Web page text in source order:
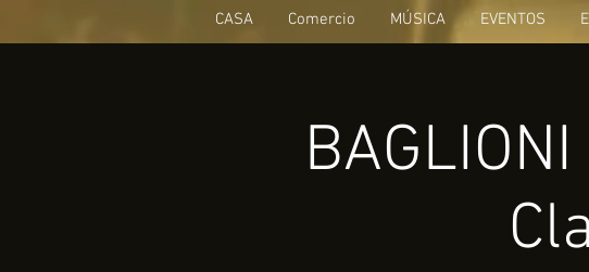
CASA Comercio MÚSICA EVENTOS